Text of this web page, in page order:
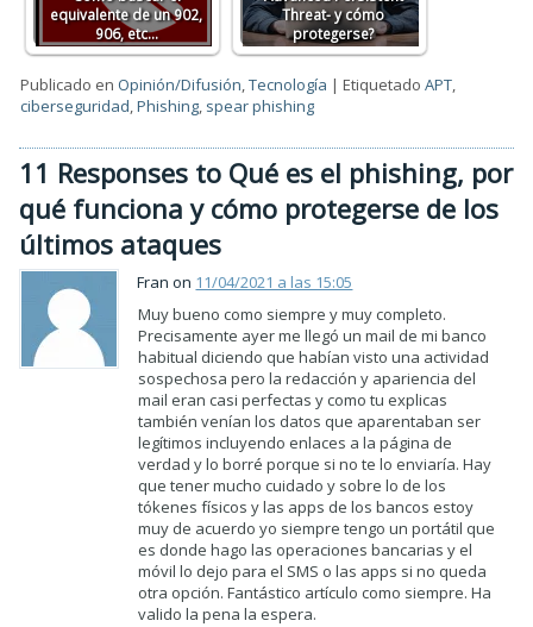
equivalente de un 902,
906, etc...
Threat- y cómo
protegerse?
Publicado en Opinión/Difusión,Tecnología |Etiquetado APT,
ciberseguridad,Phishing, spear phishing
11 Responses to Qué es el phishing, por
qué funciona y cómo protegerse de los
últimos ataques
Fran on 11/04/2021 a las 15:05
Muy bueno como siempre y muy completo.
Precisamente ayer me llegó un mail de mi banco
habitual diciendo que habían visto una actividad
sospechosa pero la redacción y apariencia del
mail eran casi perfectas y como tu explicas
también venían los datos que aparentaban ser
legítimos incluyendo enlaces a la página de
verdad y lo borré porque si no te lo enviaría. Hay
que tener mucho cuidado y sobre lo de los
tókenes físicos y las apps de los bancos estoy
muy de acuerdo yo siempre tengo un portátil que
es donde hago las operaciones bancarias y el
móvil lo dejo para el SMS o las apps si no queda
otra opción. Fantástico artículo como siempre. Ha
valido la pena la espera.